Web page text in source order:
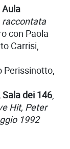
raccontata
con Paola
Carrisi,
Perissinotto,
dei 146,
Hit, Peter
1992